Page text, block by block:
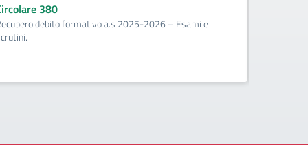
380
debito formativo a.s 2025-2026 – Esami e